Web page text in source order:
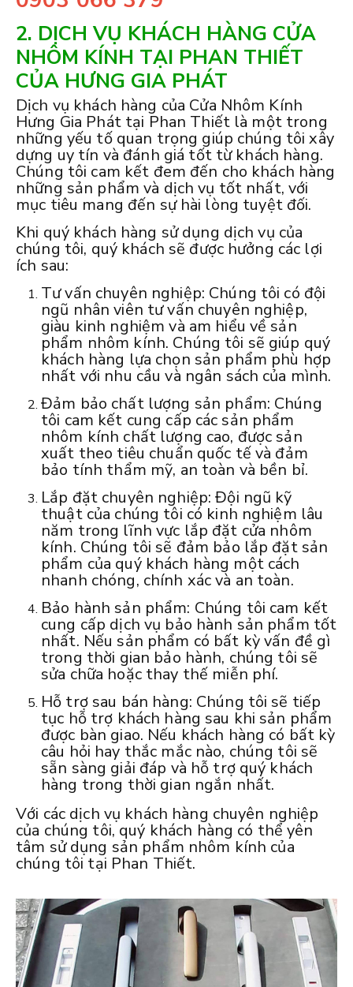
2. DỊCH VỤ KHÁCH HÀNG CỬA
NHÔM KÍNH TẠI PHAN THIẾT
CỦA HƯNG GIA PHÁT
Dịch vụ khách hàng của Cửa Nhôm Kính
Hưng Gia Phát tại Phan Thiết là một trong
những yếu tố quan trọng giúp chúng tôi xây
dựng uy tín và đánh giá tốt từ khách hàng.
Chúng tôi cam kết đem đến cho khách hàng
những sản phẩm và dịch vụ tốt nhất, với
mục tiêu mang đến sự hài lòng tuyệt đối.
Khi quý khách hàng sử dụng dịch vụ của
chúng tôi, quý khách sẽ được hưởng các lợi
ích sau:
Tư vấn chuyên nghiệp: Chúng tôi có đội
ngũ nhân viên tư vấn chuyên nghiệp,
giàu kinh nghiệm và am hiểu về sản
phẩm nhôm kính. Chúng tôi sẽ giúp quý
khách hàng lựa chọn sản phẩm phù hợp
nhất với nhu cầu và ngân sách của mình.
Đảm bảo chất lượng sản phẩm: Chúng
tôi cam kết cung cấp các sản phẩm
nhôm kính chất lượng cao, được sản
xuất theo tiêu chuẩn quốc tế và đảm
bảo tính thẩm mỹ, an toàn và bền bỉ.
Lắp đặt chuyên nghiệp: Đội ngũ kỹ
thuật của chúng tôi có kinh nghiệm lâu
năm trong lĩnh vực lắp đặt cửa nhôm
kính. Chúng tôi sẽ đảm bảo lắp đặt sản
phẩm của quý khách hàng một cách
nhanh chóng, chính xác và an toàn.
Bảo hành sản phẩm: Chúng tôi cam kết
cung cấp dịch vụ bảo hành sản phẩm tốt
nhất. Nếu sản phẩm có bất kỳ vấn đề gì
trong thời gian bảo hành, chúng tôi sẽ
sửa chữa hoặc thay thế miễn phí.
Hỗ trợ sau bán hàng: Chúng tôi sẽ tiếp
tục hỗ trợ khách hàng sau khi sản phẩm
được bàn giao. Nếu khách hàng có bất kỳ
câu hỏi hay thắc mắc nào, chúng tôi sẽ
sẵn sàng giải đáp và hỗ trợ quý khách
hàng trong thời gian ngắn nhất.
Với các dịch vụ khách hàng chuyên nghiệp
của chúng tôi, quý khách hàng có thể yên
tâm sử dụng sản phẩm nhôm kính của
chúng tôi tại Phan Thiết.